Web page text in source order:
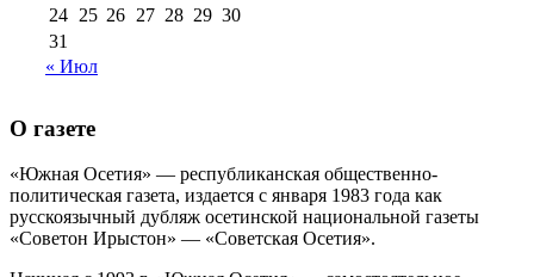
24 25 26 27 28 29 30
31
« Июл
О газете
«Южная Осетия» — республиканская общественно-
политическая газета, издается с января 1983 года как
русскоязычный дубляж осетинской национальной газеты
«Советон Ирыстон» — «Советская Осетия».